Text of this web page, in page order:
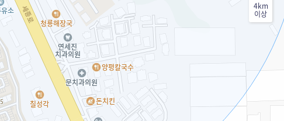
4km
이상